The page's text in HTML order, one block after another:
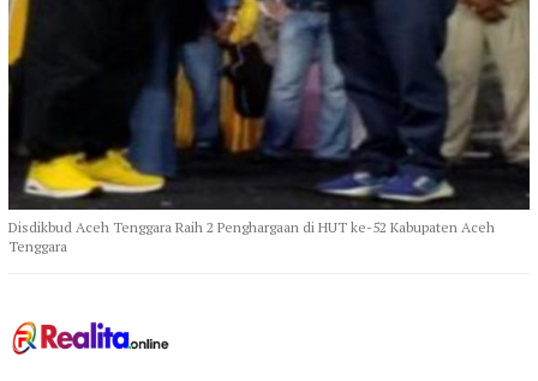
Disdikbud Aceh Tenggara Raih 2 Penghargaan di HUT ke-52 Kabupaten Aceh
Tenggara